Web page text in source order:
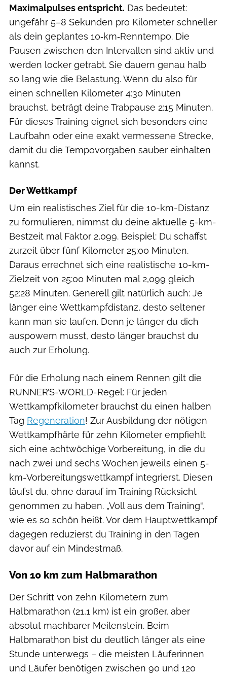
Maximalpulses entspricht. Das bedeutet:
ungefähr 5–8 Sekunden pro Kilometer schneller
als dein geplantes 10‑km‑Renntempo. Die
Pausen zwischen den Intervallen sind aktiv und
werden locker getrabt. Sie dauern genau halb
so lang wie die Belastung. Wenn du also für
einen schnellen Kilometer 4:30 Minuten
brauchst, beträgt deine Trabpause 2:15 Minuten.
Für dieses Training eignet sich besonders eine
Laufbahn oder eine exakt vermessene Strecke,
damit du die Tempovorgaben sauber einhalten
kannst.
Der Wettkampf
Um ein realistisches Ziel für die 10-km-Distanz
zu formulieren, nimmst du deine aktuelle 5-km-
Bestzeit mal Faktor 2,099. Beispiel: Du schaffst
zurzeit über fünf Kilometer 25:00 Minuten.
Daraus errechnet sich eine realistische 10-km-
Zielzeit von 25:00 Minuten mal 2,099 gleich
52:28 Minuten. Generell gilt natürlich auch: Je
länger eine Wettkampfdistanz, desto seltener
kann man sie laufen. Denn je länger du dich
auspowern musst, desto länger brauchst du
auch zur Erholung.
Für die Erholung nach einem Rennen gilt die
RUNNER’S-WORLD-Regel: Für jeden
Wettkampfkilometer brauchst du einen halben
Tag Regeneration! Zur Ausbildung der nötigen
Wettkampfhärte für zehn Kilometer empfiehlt
sich eine achtwöchige Vorbereitung, in die du
nach zwei und sechs Wochen jeweils einen 5-
km-Vorbereitungswettkampf integrierst. Diesen
läufst du, ohne darauf im Training Rücksicht
genommen zu haben. „Voll aus dem Training“,
wie es so schön heißt. Vor dem Hauptwettkampf
dagegen reduzierst du Training in den Tagen
davor auf ein Mindestmaß.
Von 10 km zum Halbmarathon
Der Schritt von zehn Kilometern zum
Halbmarathon (21,1 km) ist ein großer, aber
absolut machbarer Meilenstein. Beim
Halbmarathon bist du deutlich länger als eine
Stunde unterwegs – die meisten Läuferinnen
und Läufer benötigen zwischen 90 und 120